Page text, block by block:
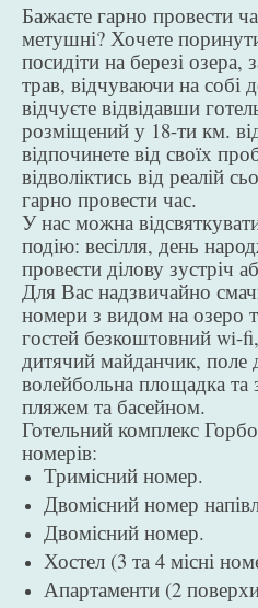
Бажаєте гарно провести
метушні? Хочете
посидіти на березі
трав, відчуваючи на собі
відчуєте відвідавши
розміщений у 18-ти км.
відпочинете від своїх
відволіктись від реалій
гарно провести час.
У нас можна
подію: весілля, день
провести ділову зустріч
Для Вас надзвичайно
номери з видом на озеро
гостей безкоштовний wi-
дитячий майданчик, поле
волейбольна площадка та
пляжем та басейном.
Готельний комплекс
номерів:
Тримісний номер.
Двомісний номер
Двомісний номер.
Хостел (3 та 4 місні
Апартаменти (2